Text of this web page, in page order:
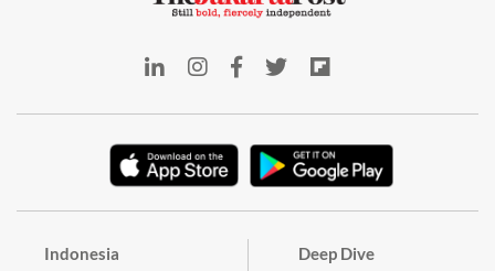
Indonesia Deep Dive